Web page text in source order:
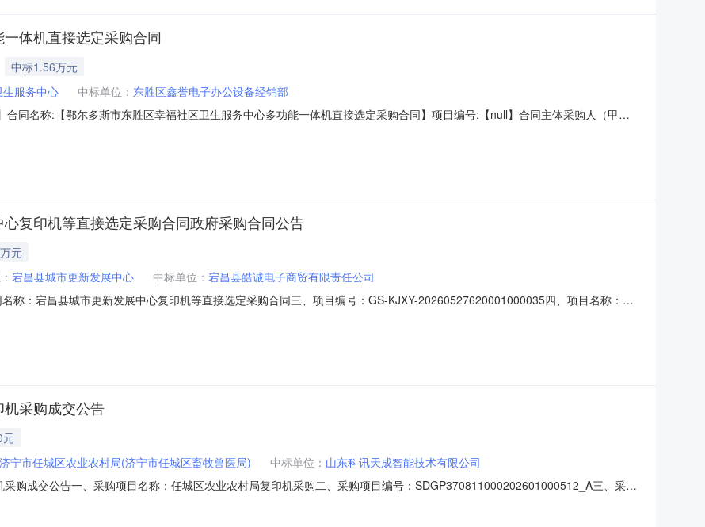
体机直接选定采购合同
中标1.56万元
服务中心 中标单位： 东胜区鑫誉电子办公设备经销部
同名称:【鄂尔多斯市东胜区幸福社区卫生服务中心多功能一体机直接选定采购合同】项目编号:【null】合同主体采购人（甲
要信息1、主要标的信息：主要标的名称：富士胶片/FUJIFILMApeosC2450S多功能一体机规格型号（或服务要求）：参数:打
复印机等直接选定采购合同政府采购合同公告
元
宕昌县城市更新发展中心 中标单位： 宕昌县皓诚电子商贸有限责任公司
称：宕昌县城市更新发展中心复印机等直接选定采购合同三、项目编号：GS-KJXY-20260527620001000035四、项目名称：宕
宕昌县岷江大道46号联系方式：13369394557六、合同主要信息主要标的：序号名称数量(单位)单价(
采购成交公告
元
济宁市任城区农业农村局(济宁市任城区畜牧兽医局) 中标单位： 山东科讯天成智能技术有限公司
购成交公告一、采购项目名称：任城区农业农村局复印机采购二、采购项目编号：SDGP370811000202601000512_A三、采购
元七、采购小组成员：无八、项目联系人信息：杨慧联系电话:13963755601